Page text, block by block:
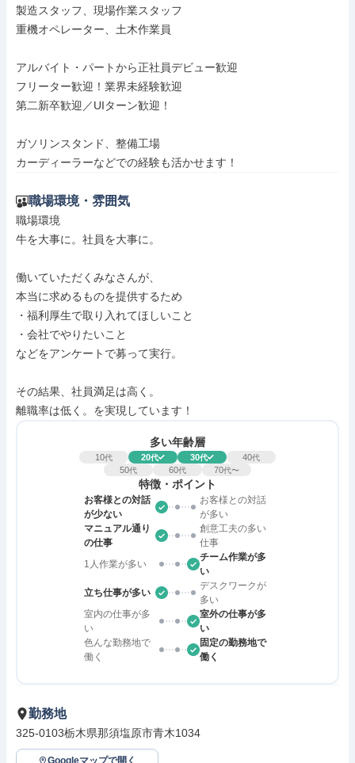
製造スタッフ、現場作業スタッフ
重機オペレーター、土木作業員
アルバイト・パートから正社員デビュー歓迎
フリーター歓迎！業界未経験歓迎
第二新卒歓迎／UIターン歓迎！
ガソリンスタンド、整備工場
カーディーラーなどでの経験も活かせます！
職場環境・雰囲気
職場環境
牛を大事に。社員を大事に。
働いていただくみなさんが、
本当に求めるものを提供するため
・福利厚生で取り入れてほしいこと
・会社でやりたいこと
などをアンケートで募って実行。
その結果、社員満足は高く。
離職率は低く。を実現しています！
多い年齢層
10代 20代 30代 40代
50代 60代 70代〜
特徴・ポイント
お客様との対話
が少ない
お客様との対話
が多い
マニュアル通り
の仕事
創意工夫の多い
仕事
1人作業が多い
チーム作業が多
い
立ち仕事が多い
デスクワークが
多い
室内の仕事が多
い
室外の仕事が多
い
色んな勤務地で
働く
固定の勤務地で
働く
勤務地
325-0103栃木県那須塩原市青木1034
Googleマップで開く